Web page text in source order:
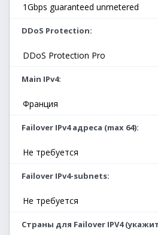
1Gbps guaranteed unmetered
DDoS Protection
DDoS Protection Pro
Main IPv4
Франция
Failover IPv4 адреса (max 64)
Не требуется
Failover IPv4-subnets
Не требуется
Страны для Failover IPV4